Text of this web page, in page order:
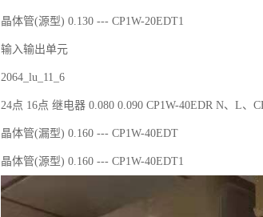
晶体管(源型) 0.130 --- CP1W-20EDT1
输入输出单元
2064_lu_11_6
24点 16点 继电器 0.080 0.090 CP1W-40EDR N、L、
晶体管(漏型) 0.160 --- CP1W-40EDT
晶体管(源型) 0.160 --- CP1W-40EDT1